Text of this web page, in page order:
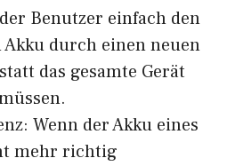
Benutzer einfach den
Akku durch einen neuen
das gesamte Gerät
Wenn der Akku eines
mehr richtig